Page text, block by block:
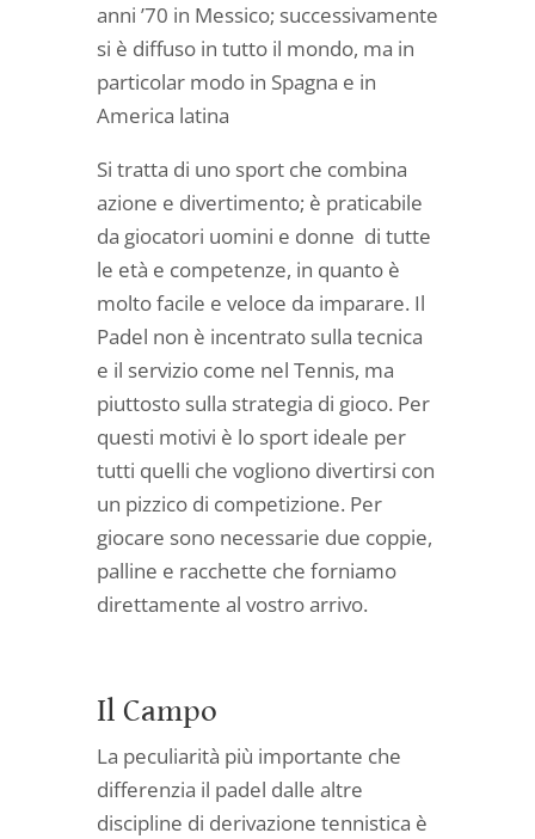
anni ’70 in Messico; successivamente
si è diffuso in tutto il mondo, ma in
particolar modo in Spagna e in
America latina
Si tratta di uno sport che combina
azione e divertimento; è praticabile
da giocatori uomini e donne di tutte
le età e competenze, in quanto è
molto facile e veloce da imparare. Il
Padel non è incentrato sulla tecnica
e il servizio come nel Tennis, ma
piuttosto sulla strategia di gioco. Per
questi motivi è lo sport ideale per
tutti quelli che vogliono divertirsi con
un pizzico di competizione. Per
giocare sono necessarie due coppie,
palline e racchette che forniamo
direttamente al vostro arrivo.
Il Campo
La peculiarità più importante che
differenzia il padel dalle altre
discipline di derivazione tennistica è